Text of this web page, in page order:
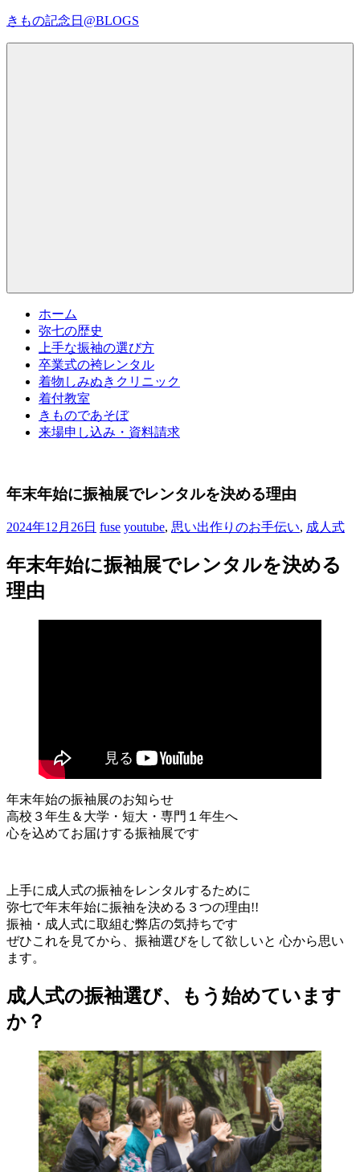
コ
きもの記念日@BLOGS
す。
ホーム
弥七の歴史
上手な振袖の選び方
卒業式の袴レンタル
着物しみぬきクリニック
着付教室
きものであそぼ
来場申し込み・資料請求
年末年始に振袖展でレンタルを決める理由
2024年12月26日 fuse youtube, 思い出作りのお手伝い, 成人式
年末年始に振袖展でレンタルを決める
理由
年末年始の振袖展のお知らせ
高校３年生＆大学・短大・専門１年生へ
心を込めてお届けする振袖展です
上手に成人式の振袖をレンタルするために
弥七で年末年始に振袖を決める３つの理由!!
振袖・成人式に取組む弊店の気持ちです
ぜひこれを見てから、振袖選びをして欲しいと 心から思い
ます。
成人式の振袖選び、もう始めています
か？